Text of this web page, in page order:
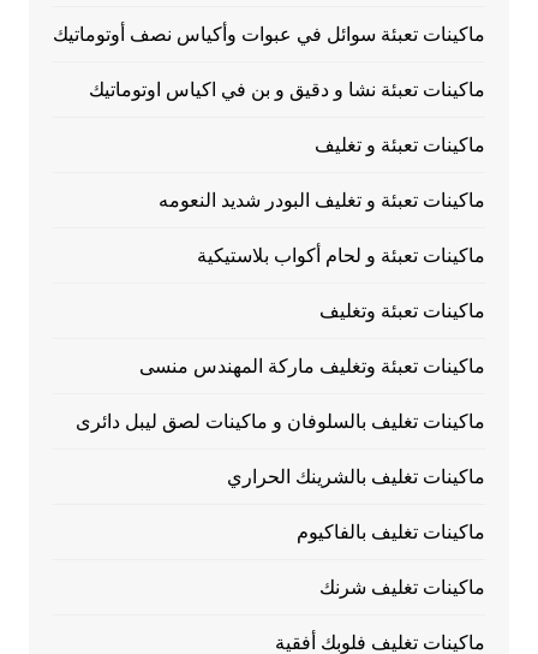
ماكينات تعبئة سوائل في عبوات وأكياس نصف أوتوماتيك
ماكينات تعبئة نشا و دقيق و بن في اكياس اوتوماتيك
ماكينات تعبئة و تغليف
ماكينات تعبئة و تغليف البودر شديد النعومه
ماكينات تعبئة و لحام أكواب بلاستيكية
ماكينات تعبئة وتغليف
ماكينات تعبئة وتغليف ماركة المهندس منسى
ماكينات تغليف بالسلوفان و ماكينات لصق ليبل دائرى
ماكينات تغليف بالشرينك الحراري
ماكينات تغليف بالفاكيوم
ماكينات تغليف شرنك
ماكينات تغليف فلوبك أفقية